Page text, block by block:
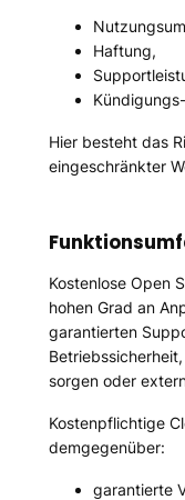
Haftung,
Hier besteht das
eingeschränkter
Kostenlose Open
hohen Grad an
garantierten
sorgen oder
Kostenpflichtige
demgegenüber:
garantierte